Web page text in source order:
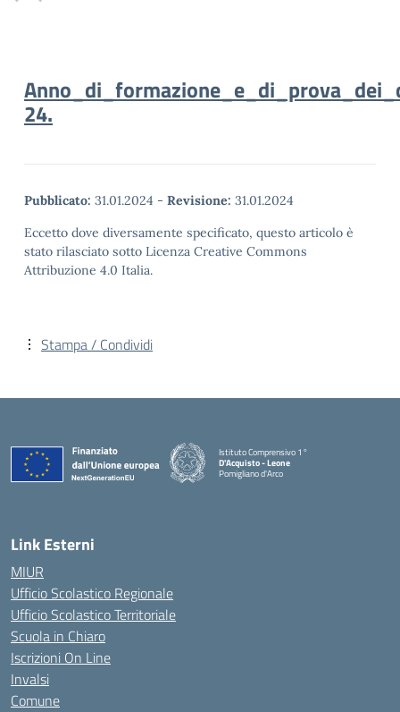
24.
Pubblicato: 31.01.2024 - Revisione: 31.01.2024
Eccetto dove diversamente specificato, questo articolo è
stato rilasciato sotto Licenza Creative Commons
Attribuzione 4.0 Italia.
Stampa / Condividi
Istituto Comprensivo 1°
D'Acquisto - Leone
Pomigliano d'Arco
— Visita la pagina iniziale della scuola
Link Esterni
MIUR
Ufficio Scolastico Regionale
Ufficio Scolastico Territoriale
Scuola in Chiaro
Iscrizioni On Line
Invalsi
Comune